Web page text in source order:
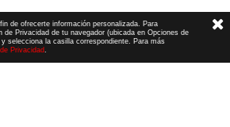
de ofrecerte información personalizada. Para
de Privacidad de tu navegador (ubicada en Opciones de
selecciona la casilla correspondiente. Para más
Privacidad.